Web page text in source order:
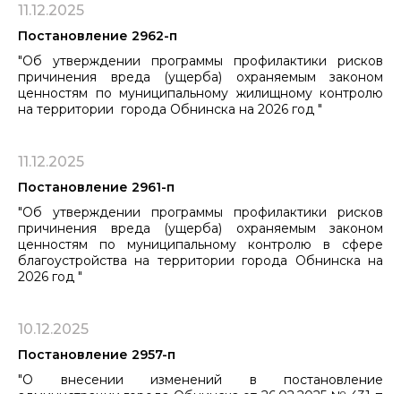
11.12.2025
Постановление 2962-п
"Об утверждении программы профилактики рисков
причинения вреда (ущерба) охраняемым законом
ценностям по муниципальному ​​​​​​​жилищному контролю
на территории города Обнинска на 2026 год "
11.12.2025
Постановление 2961-п
"Об утверждении программы профилактики рисков
причинения вреда (ущерба) охраняемым законом
ценностям по муниципальному ​​​​​​​контролю в сфере
благоустройства на территории города Обнинска на
2026 год "
10.12.2025
Постановление 2957-п
"О внесении изменений в постановление